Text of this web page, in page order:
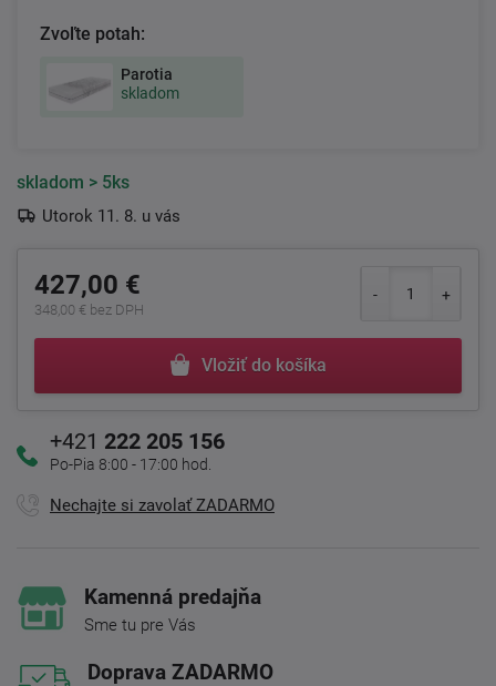
Zvoľte potah:
Parotia
skladom
skladom > 5ks
Utorok 11. 8. u vás
427,00 €
348,00 € bez DPH
Vložiť do košíka
+421 222 205 156
Po-Pia 8:00 - 17:00 hod.
Nechajte si zavolať ZADARMO
Kamenná predajňa
Sme tu pre Vás
Doprava ZADARMO